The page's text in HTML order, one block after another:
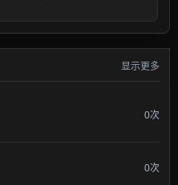
显示更多
0次
0次